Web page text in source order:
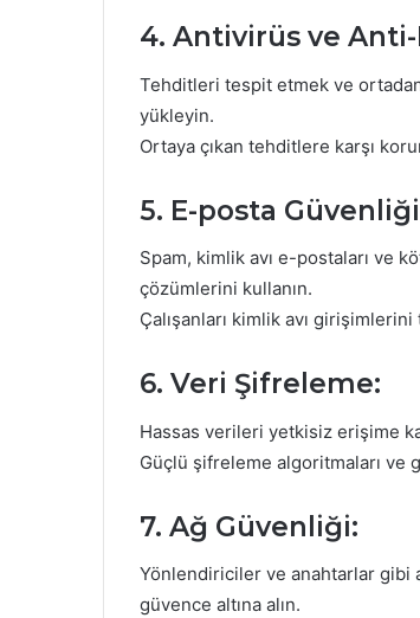
4. Antivirüs ve Anti-
Tehditleri tespit etmek ve
yükleyin.
Ortaya çıkan tehditlere karşı
5. E-posta
Spam, kimlik avı e-postaları ve
çözümlerini kullanın.
Çalışanları kimlik avı
6. Veri Şifreleme:
Hassas verileri yetkisiz erişime
Güçlü şifreleme algoritmaları ve
7. Ağ Güvenliği:
Yönlendiriciler ve anahtarlar gibi
güvence altına alın.